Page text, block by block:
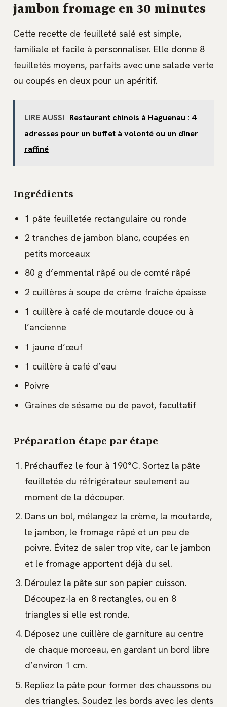
jambon fromage en 30 minutes
Cette recette de feuilleté salé est simple,
familiale et facile à personnaliser. Elle donne 8
feuilletés moyens, parfaits avec une salade verte
ou coupés en deux pour un apéritif.
LIRE AUSSI Restaurant chinois à Haguenau : 4
adresses pour un buffet à volonté ou un dîner
raffiné
Ingrédients
1 pâte feuilletée rectangulaire ou ronde
2 tranches de jambon blanc, coupées en
petits morceaux
80 g d’emmental râpé ou de comté râpé
2 cuillères à soupe de crème fraîche épaisse
1 cuillère à café de moutarde douce ou à
l’ancienne
1 jaune d’œuf
1 cuillère à café d’eau
Poivre
Graines de sésame ou de pavot, facultatif
Préparation étape par étape
Préchauffez le four à 190°C. Sortez la pâte
feuilletée du réfrigérateur seulement au
moment de la découper.
Dans un bol, mélangez la crème, la moutarde,
le jambon, le fromage râpé et un peu de
poivre. Évitez de saler trop vite, car le jambon
et le fromage apportent déjà du sel.
Déroulez la pâte sur son papier cuisson.
Découpez-la en 8 rectangles, ou en 8
triangles si elle est ronde.
Déposez une cuillère de garniture au centre
de chaque morceau, en gardant un bord libre
d’environ 1 cm.
Repliez la pâte pour former des chaussons ou
des triangles. Soudez les bords avec les dents